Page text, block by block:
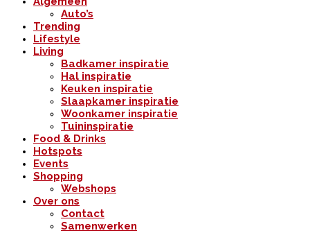
Auto’s
Trending
Lifestyle
Living
Badkamer inspiratie
Hal inspiratie
Keuken inspiratie
Slaapkamer inspiratie
Woonkamer inspiratie
Tuininspiratie
Food & Drinks
Hotspots
Events
Shopping
Webshops
Over ons
Contact
Samenwerken